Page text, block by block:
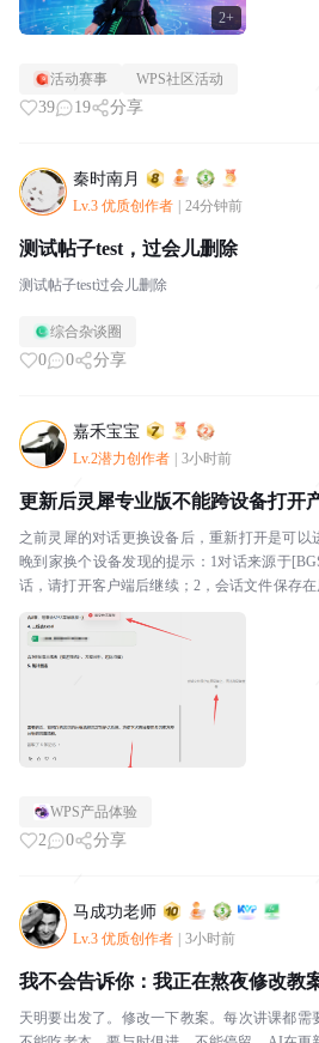
2+
活动赛事 WPS社区活动
39 19 分享
秦时南月
Lv.3 优质创作者 24分钟前
测试帖子test，过会儿删除
测试帖子test过会儿删除
综合杂谈圈
0 0 分享
嘉禾宝宝
Lv.2潜力创作者 3小时前
更新后灵犀专业版不能跨设备打开
之前灵犀的对话更换设备后，重新打开是可以
晚到家换个设备发现的提示：1对话来源于
话，请打开客户端后继续；2，会话文件保存在
该文件不存在，此方式不知出于何种考虑，如此
WPS产品体验
2 0 分享
马成功老师
Lv.3 优质创作者 3小时前
我不会告诉你：我正在熬夜修改教
天明要出发了。修改一下教案。每次讲课都需